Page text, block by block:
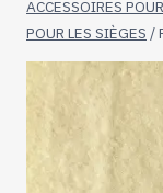
ACCESSOIRES
POUR LES SIÈGES /